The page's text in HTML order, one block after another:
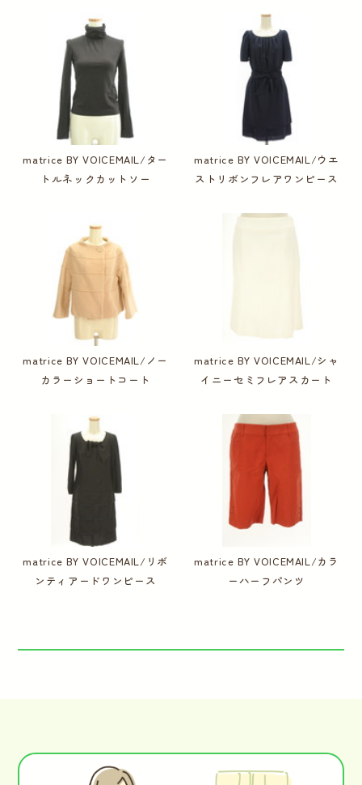
matrice BY VOICEMAIL/ター
トルネックカットソー
matrice BY VOICEMAIL/ウエ
ストリボンフレアワンピース
matrice BY VOICEMAIL/ノー
カラーショートコート
matrice BY VOICEMAIL/シャ
イニーセミフレアスカート
matrice BY VOICEMAIL/リボ
ンティアードワンピース
matrice BY VOICEMAIL/カラ
ーハーフパンツ